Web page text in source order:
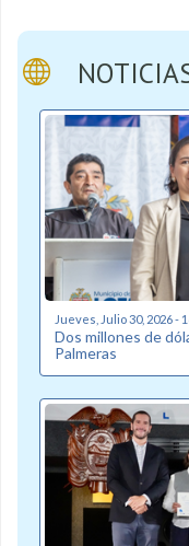
Jueves, Julio 30, 2026 -
Dos millones de
Palmeras